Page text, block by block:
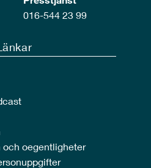
016-544 23 99
och oegentligheter